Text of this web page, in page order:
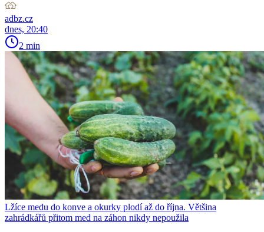
adbz.cz
dnes, 20:40
2 min
Lžíce medu do konve a okurky plodí až do října. Většina
zahrádkářů přitom med na záhon nikdy nepoužila